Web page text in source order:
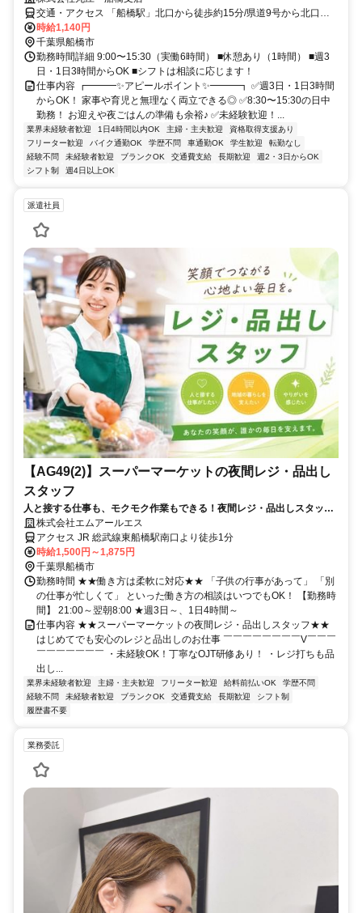
交通・アクセス 「船橋駅」北口から徒歩約15分/県道9号から北口十
字路を入ってから車で2分。
時給1,140円
千葉県船橋市
勤務時間詳細 9:00〜15:30（実働6時間） ■休憩あり（1時間） ■週3
日・1日3時間からOK ■シフトは相談に応じます！
仕事内容 ┏━━━✨アピールポイント✨━━━┓ ✅週3日・1日3時間
からOK！ 家事や育児と無理なく両立できる◎ ✅8:30〜15:30の日中
勤務！ お迎えや夜ごはんの準備も余裕♪ ✅未経験歓迎！...
業界未経験者歓迎 1日4時間以内OK 主婦・主夫歓迎
資格取得支援あり
フリーター歓迎
バイク通勤OK 学歴不問 車通勤OK 学生歓迎
転勤なし
経験不問
未経験者歓迎 ブランクOK 交通費支給 長期歓迎
週2・3日からOK
シフト制
週4日以上OK
派遣社員
【AG49(2)】スーパーマーケットの夜間レジ・品出し
スタッフ
人と接する仕事も、モクモク作業もできる！夜間レジ・品出しスタッフ
☆未経験・ブランクOK！高時給◎
株式会社エムアールエス
アクセス JR 総武線東船橋駅南口より徒歩1分
時給1,500円～1,875円
千葉県船橋市
勤務時間 ★★働き方は柔軟に対応★★ 「子供の行事があって」 「別
の仕事が忙しくて」 といった働き方の相談はいつでもOK！ 【勤務時
間】 21:00～翌朝8:00 ★週3日～、1日4時間～
仕事内容 ★★スーパーマーケットの夜間レジ・品出しスタッフ★★
はじめてでも安心のレジと品出しのお仕事 ￣￣￣￣￣￣￣￣V￣￣￣
￣￣￣￣￣￣￣ ・未経験OK！丁寧なOJT研修あり！ ・レジ打ちも品
出し...
業界未経験者歓迎 主婦・主夫歓迎 フリーター歓迎 給料前払いOK
学歴不問
経験不問
未経験者歓迎 ブランクOK 交通費支給 長期歓迎
シフト制
履歴書不要
業務委託